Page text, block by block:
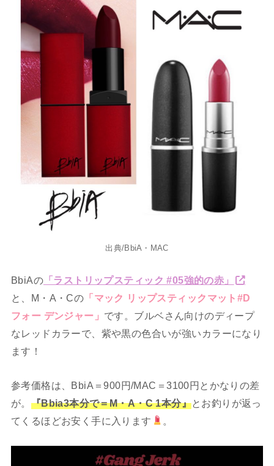
出典/BbiA・MAC
BbiAの「ラストリップスティック #05強的の赤」
と、M・A・Cの 「マック リップスティックマット#D
フォー デンジャー」 です。ブルベさん向けのディープ
なレッドカラーで、紫や黒の色合いが強いカラーになり
ます！
参考価格は、BbiA＝900円/MAC＝3100円とかなりの差
が。 『Bbia3本分で＝M・A・C 1本分』とお釣りが返っ
てくるほどお安く手に入ります
。